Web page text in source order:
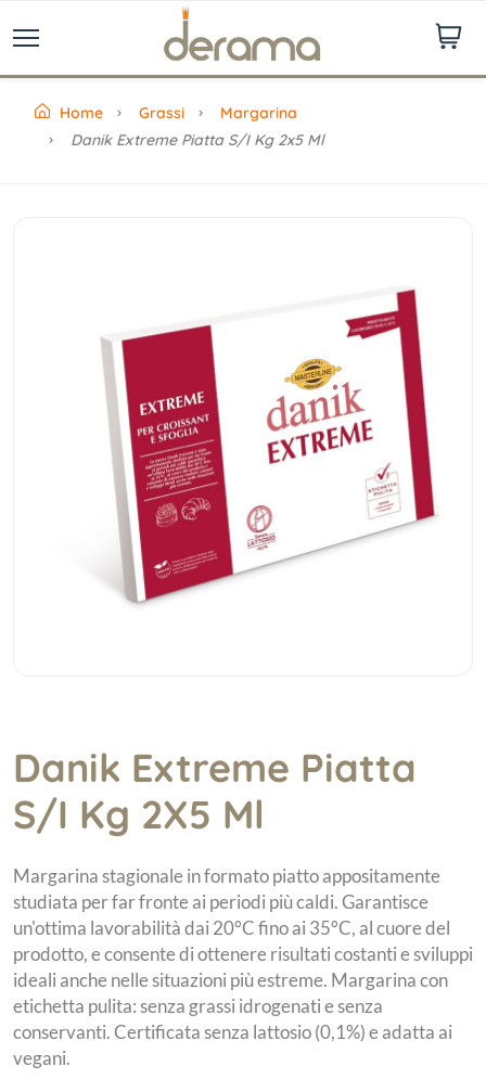
Home Grassi
Margarina
Danik Extreme Piatta S/i Kg 2x5 Ml
Danik Extreme Piatta
S/I Kg 2X5 Ml
Margarina stagionale in formato piatto appositamente
studiata per far fronte ai periodi più caldi. Garantisce
un'ottima lavorabilità dai 20°C fino ai 35°C, al cuore del
prodotto, e consente di ottenere risultati costanti e sviluppi
ideali anche nelle situazioni più estreme. Margarina con
etichetta pulita: senza grassi idrogenati e senza
conservanti. Certificata senza lattosio (0,1%) e adatta ai
vegani.